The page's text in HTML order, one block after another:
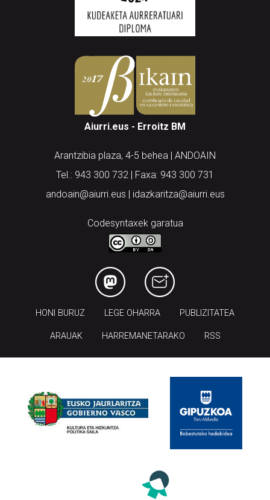
Aiurri.eus - Erroitz BM
Arantzibia plaza, 4-5 behea | ANDOAIN
Tel.: 943 300 732 | Faxa: 943 300 731
andoain@aiurri.eus | idazkaritza@aiurri.eus
Codesyntaxek garatua
HONI BURUZ LEGE OHARRA PUBLIZITATEA
ARAUAK HARREMANETARAKO RSS